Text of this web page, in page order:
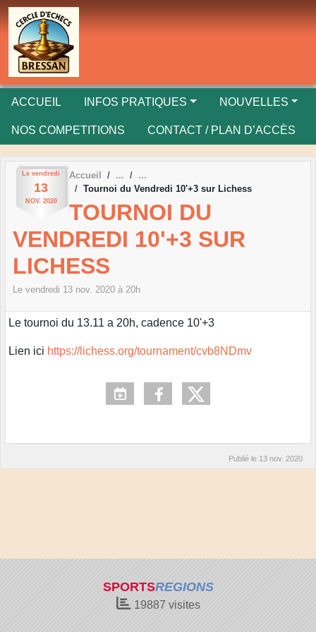
ACCUEIL INFOS PRATIQUES NOUVELLES
NOS COMPETITIONS CONTACT / PLAN D’ACCÈS
Le vendredi
13
NOV. 2020
Accueil
Tournoi du Vendredi 10'+3 sur Lichess
TOURNOI DU
VENDREDI 10'+3 SUR
LICHESS
Le vendredi 13 nov. 2020 à 20h
Le tournoi du 13.11 a 20h, cadence 10'+3
Lien ici https://lichess.org/tournament/cvb8NDmv
Publié le 13 nov. 2020
SPORTSREGIONS
19887 visites
Panneau de gestion des cookies